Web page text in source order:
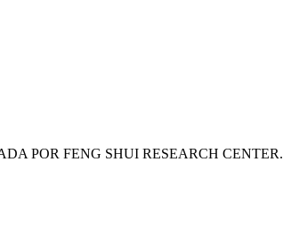
POR FENG SHUI RESEARCH CENTER.